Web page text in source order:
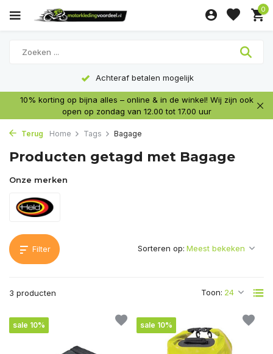
0
Achteraf betalen mogelijk
10% korting op bijna alles – online & in de winkel! Wij zijn ook
open op zondag van 12.00 tot 17.00 uur
Terug Home Tags Bagage
Producten getagd met Bagage
Onze merken
Filter
3 producten Toon:
Sorteren op:
sale 10% sale 10%